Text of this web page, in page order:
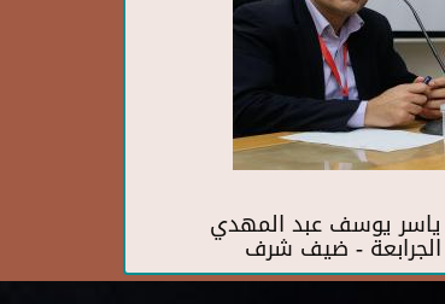
ياسر يوسف عبد المهدي
الجرابعة - ضيف شرف